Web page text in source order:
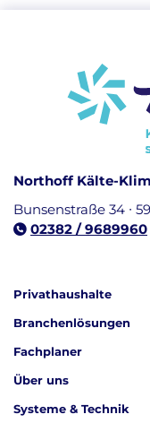
Northoff Kälte-
Bunsenstraße 34 ∙
02382 / 9689960
Privathaushalte
Branchenlösungen
Fachplaner
Über uns
Systeme & Technik